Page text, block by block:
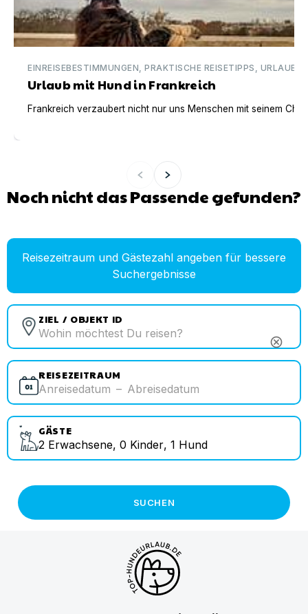
EINREISEBESTIMMUNGEN, PRAKTISCHE REISETIPPS,
Urlaub mit Hund in Frankreich
Frankreich verzaubert nicht nur uns Menschen mit seinem
Noch nicht das Passende gefunden?
Reisezeitraum und Gästezahl angeben für bessere
Suchergebnisse
ZIEL / OBJEKT ID
cancel
REISEZEITRAUM
Anreisedatum – Abreisedatum
GÄSTE
2 Erwachsene, 0 Kinder, 1 Hund
SUCHEN